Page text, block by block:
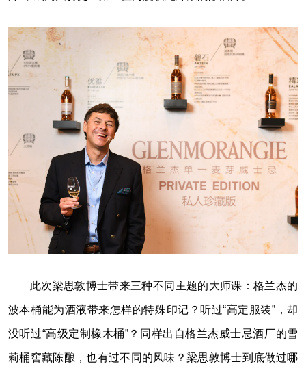
此次梁思敦博士带来三种不同主题的大师课：格兰杰的
波本桶能为酒液带来怎样的特殊印记？听过“高定服装”，却
没听过“高级定制橡木桶”？同样出自格兰杰威士忌酒厂的雪
莉桶窖藏陈酿，也有过不同的风味？梁思敦博士到底做过哪